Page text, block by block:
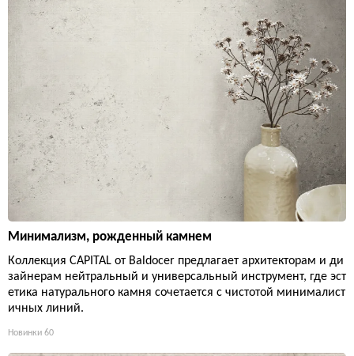
Минимализм, рожденный камнем
Коллекция CAPITAL от Baldocer предлагает архитекторам и ди
зайнерам нейтральный и универсальный инструмент, где эст
етика натурального камня сочетается с чистотой минималист
ичных линий.
Новинки 60